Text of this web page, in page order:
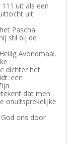
uit als een
uit
Pascha.
stil bij de
Avondmaal.
dichter het
een
dat men
onuitsprekelijke
ons door